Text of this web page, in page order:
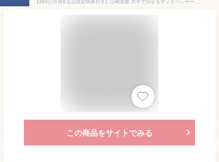
【365日出荷&当店限定特典付き】山崎実業 片手で出せるディスペンサー タワー tower 公式 ディスペンサー 詰め替えボトル 片手 押すだけ 食器用洗剤 台所洗剤 化粧水 消毒液 アルコール ボトル スリム 5213 5214 yamazaki
この商品をサイトでみる